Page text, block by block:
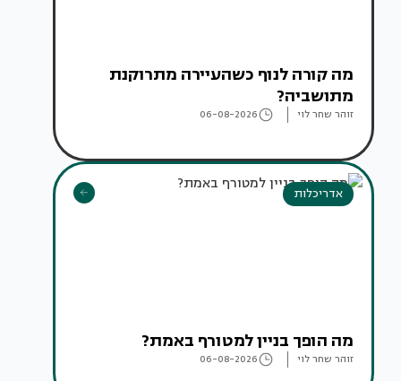
מה קורה לנוף כשהעיירה מתרוקנת
מתושביה?
זוהר שחר לוי 06-08-2026
אדריכלות
מה הופך בניין למטורף באמת?
זוהר שחר לוי 06-08-2026